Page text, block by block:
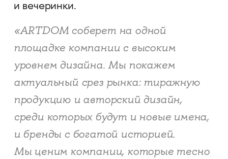
и вечеринки.
«ARTDOM соберет на одной
площадке компании с высоким
уровнем дизайна. Мы покажем
актуальный срез рынка: тиражную
продукцию и авторский дизайн,
среди которых будут и новые имена,
и бренды с богатой историей.
Мы ценим компании, которые тесно